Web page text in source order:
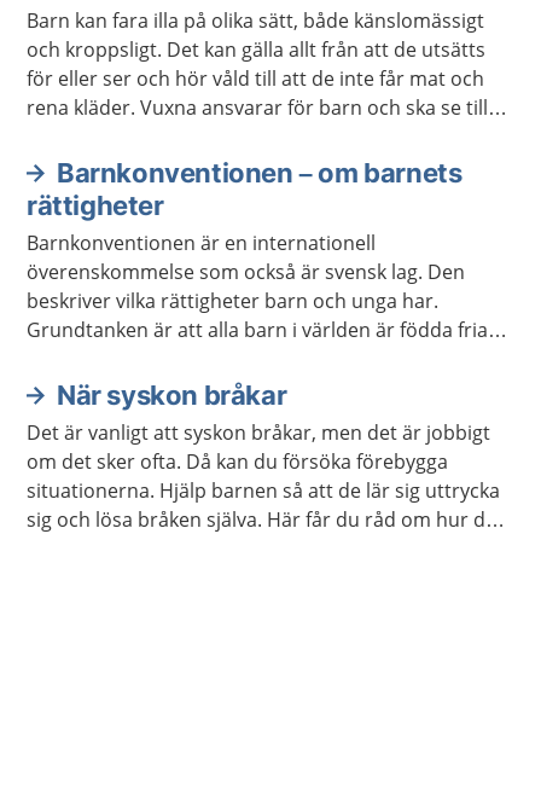
Barn kan fara illa på olika sätt, både känslomässigt
och kroppsligt. Det kan gälla allt från att de utsätts
för eller ser och hör våld till att de inte får mat och
rena kläder. Vuxna ansvarar för barn och ska se till
Barnkonventionen – om barnets
rättigheter
Barnkonventionen är en internationell
överenskommelse som också är svensk lag. Den
beskriver vilka rättigheter barn och unga har.
Grundtanken är att alla barn i världen är födda fria
barn och unga fram till den dag man fyller 18 år.
När syskon bråkar
Det är vanligt att syskon bråkar, men det är jobbigt
om det sker ofta. Då kan du försöka förebygga
situationerna. Hjälp barnen så att de lär sig uttrycka
sig och lösa bråken själva. Här får du råd om hur du